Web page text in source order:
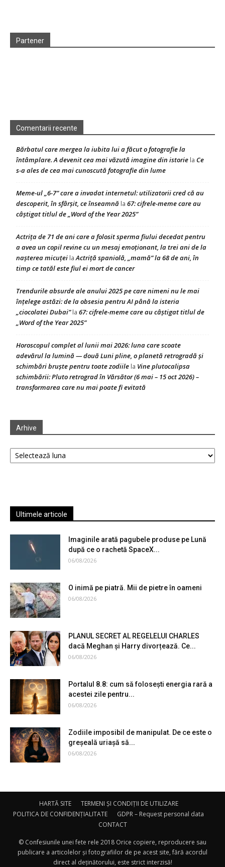
Partener
Comentarii recente
Bărbatul care mergea la iubita lui a făcut o fotografie la
întâmplare. A devenit cea mai văzută imagine din istorie la Ce
s-a ales de cea mai cunoscută fotografie din lume
Meme-ul „6-7” care a invadat internetul: utilizatorii cred că au
descoperit, în sfârșit, ce înseamnă la 67: cifrele-meme care au
câștigat titlul de „Word of the Year 2025”
Actrița de 71 de ani care a folosit sperma fiului decedat pentru
a avea un copil revine cu un mesaj emoționant, la trei ani de la
nașterea micuței laActriță spaniolă, „mamă” la 68 de ani, în
timp ce tatăl este fiul ei mort de cancer
Trendurile absurde ale anului 2025 pe care nimeni nu le mai
înțelege astăzi: de la obsesia pentru AI până la isteria
„ciocolatei Dubai”la 67: cifrele-meme care au câștigat titlul de
„Word of the Year 2025”
Horoscopul complet al lunii mai 2026: luna care scoate
adevărul la lumină — două Luni pline, o planetă retrogradă și
schimbări bruște pentru toate zodiile la Vine plutocalipsa
schimbării: Pluto retrograd în Vărsător (6 mai – 15 oct 2026) –
transformarea care nu mai poate fi evitată
Arhive
Arhive
Ultimele articole
Imaginile arată pagubele produse pe Lună
după ce o rachetă SpaceX...
06/08/2026
O inimă pe piatră. Mii de pietre în oameni
06/08/2026
PLANUL SECRET AL REGELELUI CHARLES
dacă Meghan și Harry divorțează. Ce...
06/08/2026
Portalul 8.8: cum să folosești energia rară a
acestei zile pentru...
06/08/2026
Zodiile imposibil de manipulat. De ce este o
greșeală uriașă să...
06/08/2026
HARTĂ SITE
TERMENI ȘI CONDIȚII DE UTILIZARE
POLITICA DE CONFIDENȚIALITATE
GDPR – Request personal data
CONTACT
© Confesiunile unei fete rele 2018 Orice copiere, reproducere sau
publicare a articolelor și fotografiilor de pe acest site, fără acordul
direct al deținătorului, este strict interzisă!